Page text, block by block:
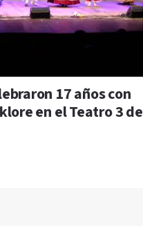
17 años con
en el Teatro 3 de